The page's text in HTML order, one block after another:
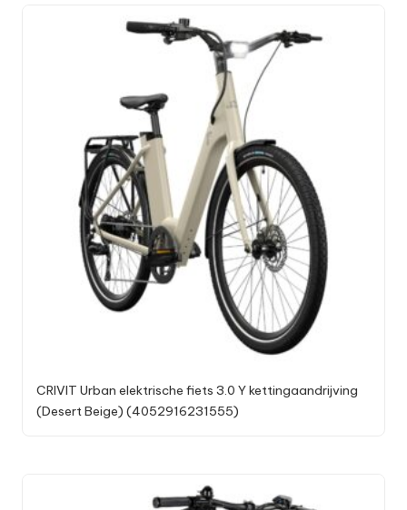
CRIVIT Urban elektrische fiets 3.0 Y kettingaandrijving
(Desert Beige) (4052916231555)